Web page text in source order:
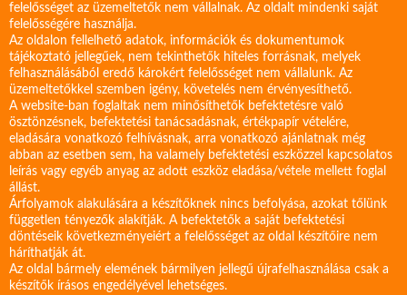
felelősséget az üzemeltetők nem vállalnak. Az oldalt mindenki saját
felelősségére használja.
Az oldalon fellelhető adatok, információk és dokumentumok
tájékoztató jellegűek, nem tekinthetők hiteles forrásnak, melyek
felhasználásából eredő károkért felelősséget nem vállalunk. Az
üzemeltetőkkel szemben igény, követelés nem érvényesíthető.
A website-ban foglaltak nem minősíthetők befektetésre való
ösztönzésnek, befektetési tanácsadásnak, értékpapír vételére,
eladására vonatkozó felhívásnak, arra vonatkozó ajánlatnak még
abban az esetben sem, ha valamely befektetési eszközzel kapcsolatos
leírás vagy egyéb anyag az adott eszköz eladása/vétele mellett foglal
állást.
Árfolyamok alakulására a készítőknek nincs befolyása, azokat tőlünk
független tényezők alakítják. A befektetők a saját befektetési
döntéseik következményeiért a felelősséget az oldal készítőire nem
háríthatják át.
Az oldal bármely elemének bármilyen jellegű újrafelhasználása csak a
készítők írásos engedélyével lehetséges.